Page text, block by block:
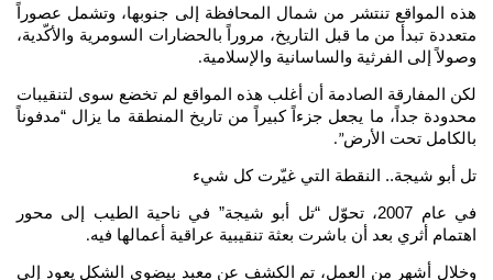
هذه المواقع تنتشر من شمال المحافظة إلى جنوبها، وتشمل عصوراً
متعددة تبدأ من ما قبل التاريخ، مروراً بالحضارات السومرية والأكّدية،
وصولاً إلى الفرثية والساسانية والإسلامية.
لكن المفارقة الصادمة أن أغلب هذه المواقع لم تخضع سوى لتنقيبات
محدودة جداً، ما يجعل جزءاً كبيراً من تاريخ المنطقة ما يزال “مدفوناً
بالكامل تحت الأرض”.
تل أبو شيجة.. النقطة التي غيّرت كل شيء
في عام 2007، تحوّل “تل أبو شيجة” في ناحية الطيب إلى محور
اهتمام أثري بعد أن باشرت بعثة تنقيبية عراقية أعمالها فيه.
وخلال أشهر من العمل، تم الكشف عن معبد بيضوي الشكل يعود إلى